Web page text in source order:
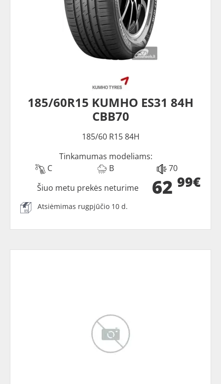
185/60R15 KUMHO ES31 84H
CBB70
185/60 R15 84H
Tinkamumas modeliams:
C
B 70
62 99€
Šiuo metu prekės neturime
Atsiėmimas rugpjūčio 10 d.